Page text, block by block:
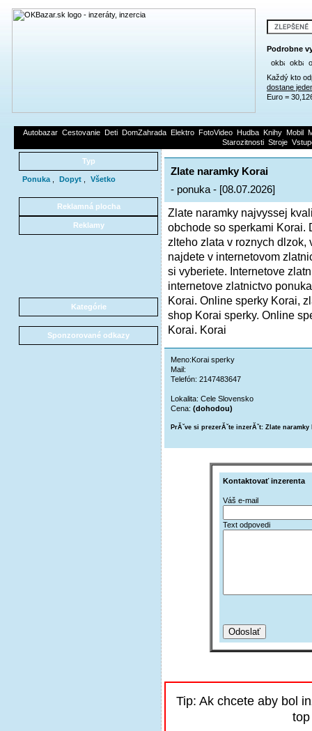
Podrobne
Každý kto
dostane
Euro =
Autobazar Cestovanie Deti DomZahrada Elektro FotoVideo Hudba Knihy Mobil
Starozitnosti Stroje
Typ
Ponuka Dopyt Všetko
Reklamná plocha
Reklamy
Kategórie
Sponzorované odkazy
Zlate naramky Korai
- ponuka - [08.07.2026]
Zlate naramky najvyssej
obchode so sperkami Korai.
zlteho zlata v roznych dlzok,
najdete v internetovom
si vyberiete. Internetove
internetove zlatnictvo
Korai. Online sperky Korai,
shop Korai sperky. Online
Korai. Korai
Meno:Korai sperky
Mail:
Telefón: 2147483647
Lokalita: Cele Slovensko
Cena: (dohodou)
PrĂˇve si prezerĂˇte inzerĂˇt: Zlate naramky
Kontaktovať inzerenta
Váš e-mail
Text odpovedi
Tip: Ak chcete aby bol